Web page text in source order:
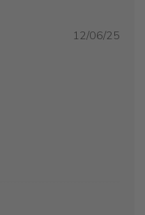
12/06/25